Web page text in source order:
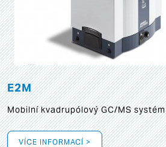
E2M
Mobilní kvadrupólový GC/MS systém
VÍCE INFORMACÍ >